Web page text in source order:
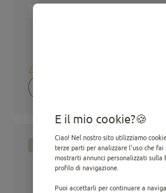
Adulto
E il mio cookie?
Ciao! Nel nostro sito utilizziamo
terze parti per analizzare l'uso che fai
mostrarti annunci personalizzati sulla
profilo di navigazione.
Puoi accettarli per continuare a